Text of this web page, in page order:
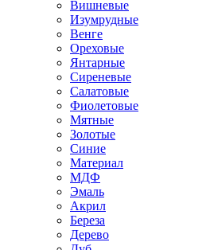
Вишневые
Изумрудные
Венге
Ореховые
Янтарные
Сиреневые
Салатовые
Фиолетовые
Мятные
Золотые
Синие
Материал
МДФ
Эмаль
Акрил
Береза
Дерево